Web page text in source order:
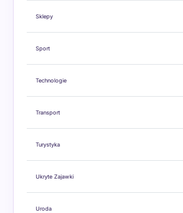
Sklepy
Sport
Technologie
Transport
Turystyka
Ukryte Zajawki
Uroda